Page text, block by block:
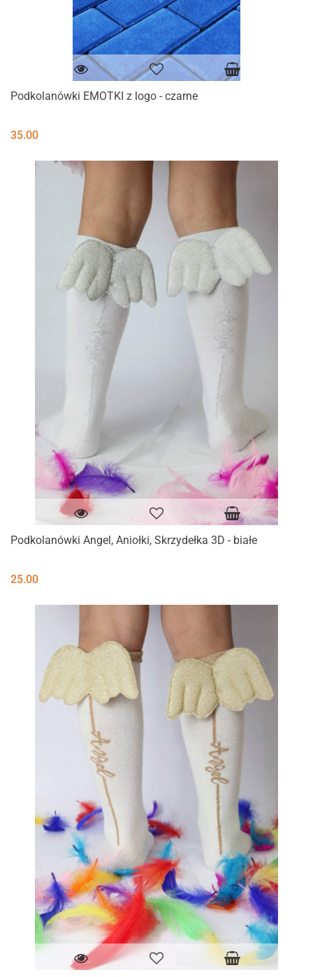
Podkolanówki EMOTKI z logo - czarne
35.00
Podkolanówki Angel, Aniołki, Skrzydełka 3D - białe
25.00